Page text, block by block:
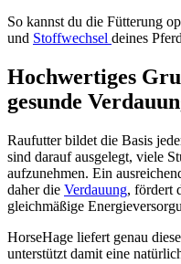
So kannst du die Fütterung
und Stoffwechsel deines
Hochwertiges
gesunde
Raufutter bildet die Basis
sind darauf ausgelegt, viele
aufzunehmen. Ein
daher die Verdauung, fördert
gleichmäßige
HorseHage liefert genau
unterstützt damit eine